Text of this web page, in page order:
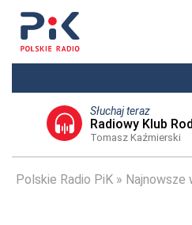
Słuchaj teraz
Radiowy Klub
Tomasz Kaźmierski
Polskie Radio PiK Najnowsze